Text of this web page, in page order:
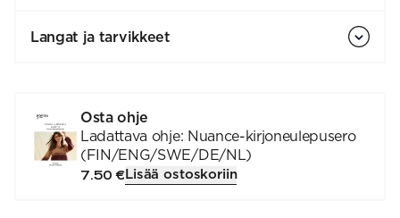
Langat ja tarvikkeet
Osta ohje
Ladattava ohje: Nuance-kirjoneulepusero
(FIN/ENG/SWE/DE/NL)
7.50 €Lisää ostoskoriin